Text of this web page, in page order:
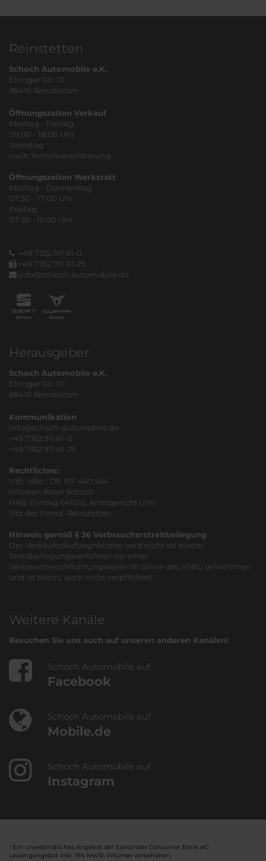
Reinstetten
Schoch Automobile e.K.
Ehinger Str. 10
88416 Reinstetten
Öffnungszeiten Verkauf
Montag - Freitag
09:00 - 18:00 Uhr
Samstag
nach Terminvereinbarung
Öffnungszeiten Werkstatt
Montag - Donnerstag
07:30 - 17:00 Uhr
Freitag
07:30 - 15:00 Uhr
+49 7352 911 61-0
+49 7352 911 61-29
info@schoch-automobile.de
Herausgeber
Schoch Automobile e.K.
Ehinger Str. 10
88416 Reinstetten
Kommunikation
info@schoch-automobile.de
+49 7352 911 61-0
+49 7352 911 61-29
Rechtliches:
USt.-IdNr.: DE 157 460 534
Inhaber: Peter Schoch
HRB-Eintrag 641015, Amtsgericht Ulm
Sitz der Firma: Reinstetten
Hinweis gemäß § 36 Verbraucherstreitbeilegung
Der Verkäufer/Auftragnehmer wird nicht an einem
Streitbeilegungsverfahren vor einer
Verbraucherschlichtungsstelle im Sinne des VSBG teilnehmen
und ist hierzu auch nicht verpflichtet.
Weitere Kanäle
Besuchen Sie uns auch auf unseren anderen Kanälen!
Schoch Automobile auf
Facebook
Schoch Automobile auf
Mobile.de
Schoch Automobile auf
Instagram
¹ Ein unverbindliches Angebot der Santander Consumer Bank AG.
Leasingangebot inkl. 19% MwSt. Irrtümer vorbehalten.